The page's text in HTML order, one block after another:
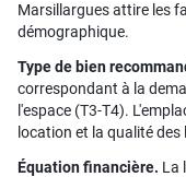
Marsillargues attire les
démographique.
Type de bien
correspondant à la
l'espace (T3-T4).
location et la qualité des
Équation financière. La